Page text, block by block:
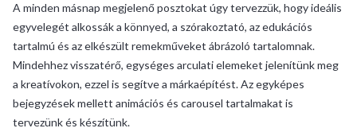
A minden másnap megjelenő posztokat úgy tervezzük, hogy ideális
egyvelegét alkossák a könnyed, a szórakoztató, az edukációs
tartalmú és az elkészült remekműveket ábrázoló tartalomnak.
Mindehhez visszatérő, egységes arculati elemeket jelenítünk meg
a kreatívokon, ezzel is segítve a márkaépítést. Az egyképes
bejegyzések mellett animációs és carousel tartalmakat is
tervezünk és készítünk.